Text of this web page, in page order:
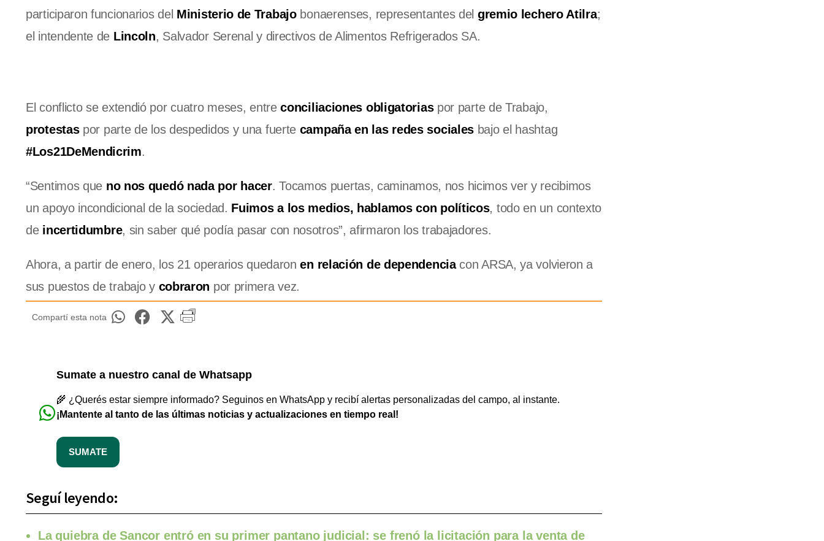
participaron funcionarios del Ministerio de Trabajobonaerenses, representantes del gremio lechero Atilra;
el intendente de Lincoln, Salvador Serenal y directivos de Alimentos Refrigerados SA.
El conflicto se extendió por cuatro meses, entreconciliaciones obligatoriaspor parte de Trabajo,
protestaspor parte de los despedidos y una fuerte campaña en las redes sociales bajo el hashtag
#Los21DeMendicrim.
“Sentimos que no nos quedó nada por hacer. Tocamos puertas, caminamos, nos hicimos ver y recibimos
un apoyo incondicional de la sociedad. Fuimos a los medios, hablamos con políticos, todo en un contexto
de incertidumbre, sin saber qué podía pasar con nosotros”, afirmaron los trabajadores.
Ahora, a partir de enero, los 21 operarios quedaronen relación de dependenciacon ARSA, ya volvieron a
sus puestos de trabajo y cobraron por primera vez.
Compartí esta nota
Sumate a nuestro canal de Whatsapp
🌾 ¿Querés estar siempre informado? Seguinos en WhatsApp y recibí alertas personalizadas del campo, al instante.
¡Mantente al tanto de las últimas noticias y actualizaciones en tiempo real!
SUMATE
Seguí leyendo:
La quiebra de Sancor entró en su primer pantano judicial: se frenó la licitación para la venta de